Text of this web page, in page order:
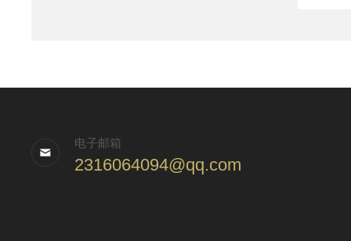
电子邮箱
2316064094@qq.com